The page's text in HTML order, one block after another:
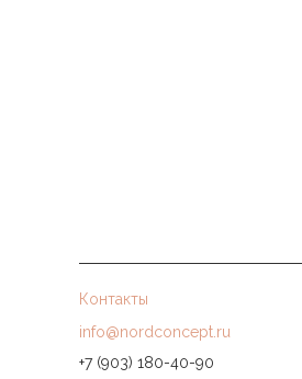
Контакты
info@nordconcept.ru
+7 (903) 180-40-90